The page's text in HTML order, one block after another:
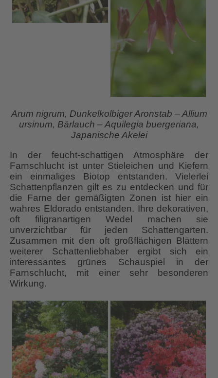
Arum nigrum, Dunkelkolbiger Aronstab – Allium
ursinum, Bärlauch – Aquilegia buergeriana,
Japanische Akelei
In der feucht-schattigen Atmosphäre der
Farnschlucht ist unter Stieleichen und Kiefern
ein einmaliges Biotop entstanden. Vielerlei
Schattenpflanzen gilt es zu entdecken und für
die Farne der gemäßigten Zonen ist hier ein
wahres Eldorado entstanden. Ihre dekorativen,
oft filigranartigen Wedel machen sie
unverzichtbar für jeden Schattengarten.
Zusammen mit den oft großflächigen Blättern
weiterer Schattenliebhaber ergibt sich ein
interessantes grünes Schauspiel in der
Farnschlucht, mit einer sehr besonderen
Wirkung.